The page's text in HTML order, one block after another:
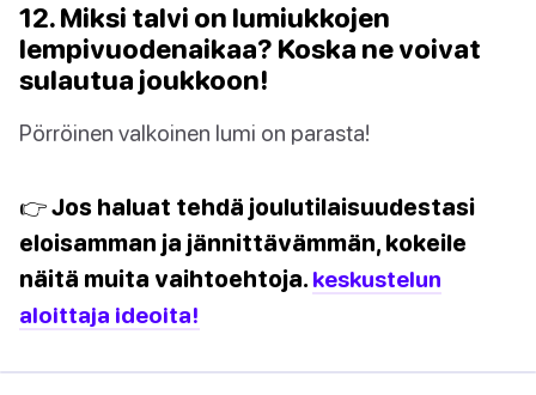
12. Miksi talvi on lumiukkojen
lempivuodenaikaa? Koska ne voivat
sulautua joukkoon!
Pörröinen valkoinen lumi on parasta!
👉 Jos haluat tehdä joulutilaisuudestasi
eloisamman ja jännittävämmän, kokeile
näitä muita vaihtoehtoja. keskustelun
aloittaja ideoita!